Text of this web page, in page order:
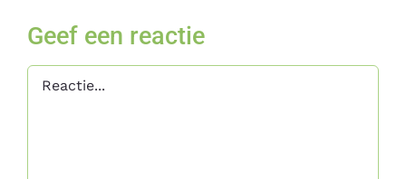
Geef een reactie
Reactie